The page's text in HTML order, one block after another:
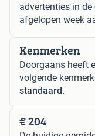
advertenties in de
afgelopen week
Kenmerken
Doorgaans heeft
volgende
standaard.
€ 204